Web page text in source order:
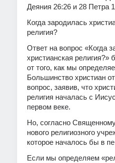
Деяния 26:26 и 28 Петра
Когда зародилась
религия?
Ответ на вопрос «Когда
христианская религия?»
от того, как мы
Большинство христиан
вопрос, заявив, что
религия началась с
первом веке.
Но, согласно
нового религиозного
которое началось бы в
Если мы определяем